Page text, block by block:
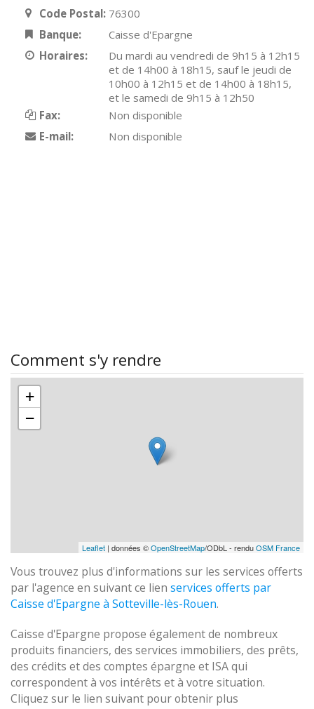
Code Postal: 76300
Banque:
Caisse d'Epargne
Horaires:
Du mardi au vendredi de 9h15 à 12h15
et de 14h00 à 18h15, sauf le jeudi de
10h00 à 12h15 et de 14h00 à 18h15,
et le samedi de 9h15 à 12h50
Fax:
Non disponible
E-mail:
Non disponible
Comment s'y rendre
+
−
Leaflet | données ©OpenStreetMap/ODbL - renduOSM France
Vous trouvez plus d'informations sur les services offerts
par l'agence en suivant ce lien services offerts par
Caisse d'Epargne à Sotteville-lès-Rouen.
Caisse d'Epargne propose également de nombreux
produits financiers, des services immobiliers, des prêts,
des crédits et des comptes épargne et ISA qui
correspondent à vos intérêts et à votre situation.
Cliquez sur le lien suivant pour obtenir plus